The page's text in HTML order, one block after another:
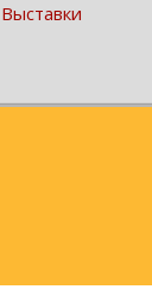
Выставки